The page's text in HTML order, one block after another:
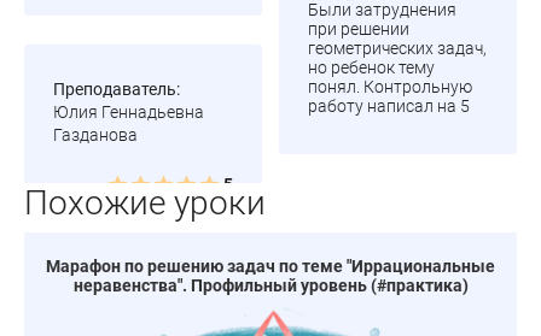
Преподаватель:
Юлия Геннадьевна
Газданова
Были затруднения
при решении
геометрических задач,
но ребенок тему
понял. Контрольную
работу написал на 5
Похожие уроки
Марафон по решению задач по теме "Иррациональные
неравенства". Профильный уровень (#практика)